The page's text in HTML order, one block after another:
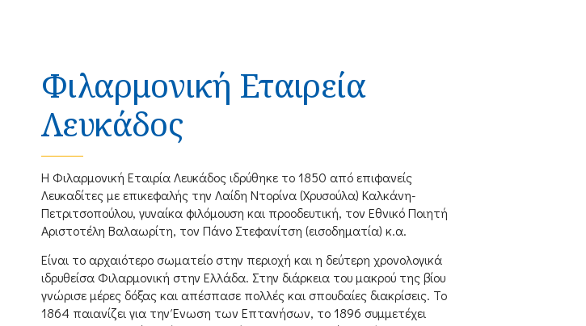
Φιλαρμονική Εταιρεία
Λευκάδος
Η Φιλαρμονική Εταιρία Λευκάδος ιδρύθηκε το 1850 από επιφανείς
Λευκαδίτες με επικεφαλής την Λαίδη Ντορίνα (Χρυσούλα) Καλκάνη-
Πετριτσοπούλου, γυναίκα φιλόμουση και προοδευτική, τον Εθνικό Ποιητή
Αριστοτέλη Βαλαωρίτη, τον Πάνο Στεφανίτση (εισοδηματία) κ.α.
Είναι το αρχαιότερο σωματείο στην περιοχή και η δεύτερη χρονολογικά
ιδρυθείσα Φιλαρμονική στην Ελλάδα. Στην διάρκεια του μακρού της βίου
γνώρισε μέρες δόξας και απέσπασε πολλές και σπουδαίες διακρίσεις. Το
1864 παιανίζει για την Ένωση των Επτανήσων, το 1896 συμμετέχει